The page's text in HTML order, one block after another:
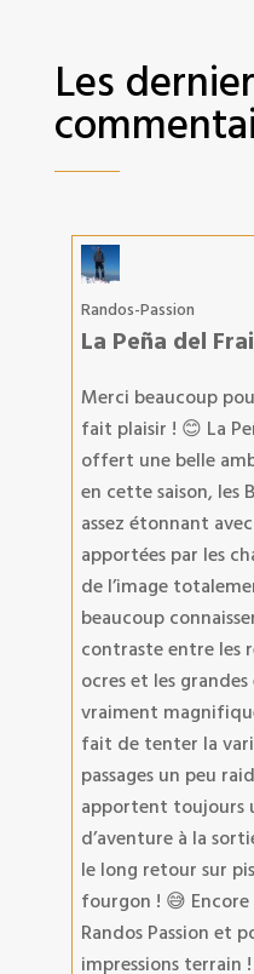
Les
Randos-Passion
La Peña del
Merci beaucoup
fait plaisir ! 😊 La
offert une belle
en cette saison, les
assez étonnant
apportées par les
de l’image
beaucoup
contraste entre les
ocres et les
vraiment
fait de tenter la
passages un peu
apportent toujours
d’aventure à la
le long retour sur
fourgon ! 😅
Randos Passion et
impressions terrain !